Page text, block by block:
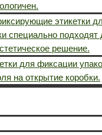
этикетки
специально
решение.
для фиксации
на открытие коробки.